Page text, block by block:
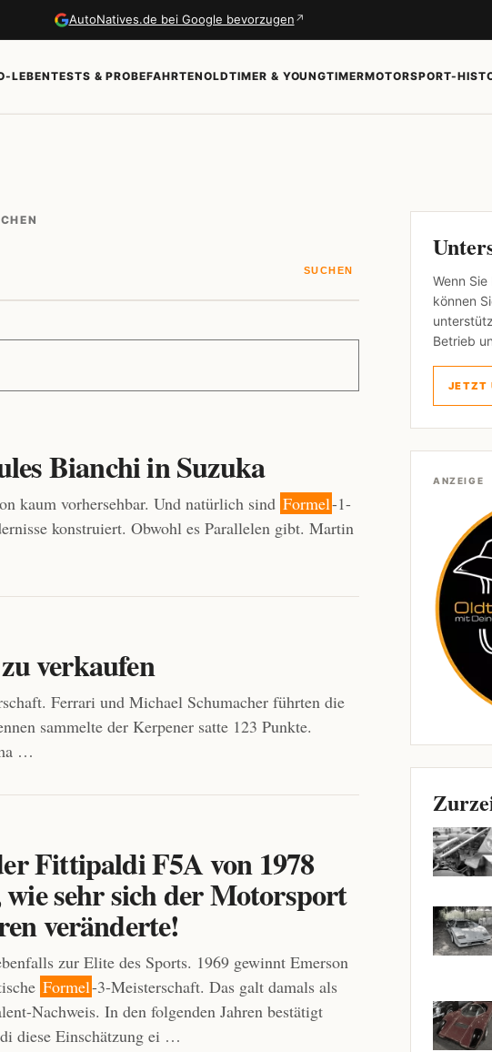
AutoNatives.de bei Google bevorzugen ↗
LEBENTESTS & PROBEFAHRTENOLDTIMER & YOUNGTIMERMOTORSPORT-
SUCHEN
Bianchi in Suzuka
kaum vorhersehbar. Und natürlich sind Formel-1-
konstruiert. Obwohl es Parallelen gibt. Martin
verkaufen
Ferrari und Michael Schumacher führten die
sammelte der Kerpener satte 123 Punkte.
…
Fittipaldi F5A von 1978
sehr sich der Motorsport
veränderte!
zur Elite des Sports. 1969 gewinnt Emerson
Formel-3-Meisterschaft. Das galt damals als
Nachweis. In den folgenden Jahren bestätigt
diese Einschätzung ei …
Wenn
können
Betrieb
JETZT
ANZEIGE